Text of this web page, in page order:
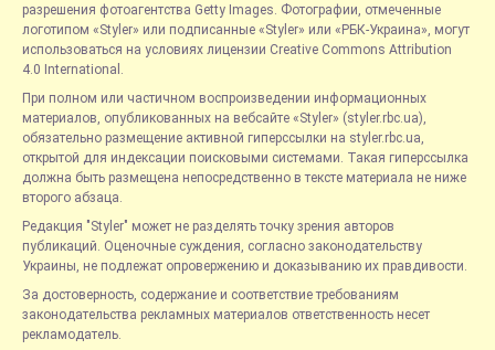
разрешения фотоагентства Getty Images. Фотографии, отмеченные
логотипом «Styler» или подписанные «Styler» или «РБК-Украина», могут
использоваться на условиях лицензии Creative Commons Attribution
4.0 International.
При полном или частичном воспроизведении информационных
материалов, опубликованных на вебсайте «Styler» (styler.rbc.ua),
обязательно размещение активной гиперссылки на styler.rbc.ua,
открытой для индексации поисковыми системами. Такая гиперссылка
должна быть размещена непосредственно в тексте материала не ниже
второго абзаца.
Редакция "Styler" может не разделять точку зрения авторов
публикаций. Оценочные суждения, согласно законодательству
Украины, не подлежат опровержению и доказыванию их правдивости.
За достоверность, содержание и соответствие требованиям
законодательства рекламных материалов ответственность несет
рекламодатель.